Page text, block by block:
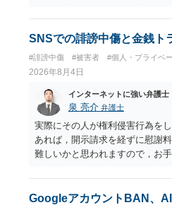
又は誘惑して面会を要求する
金銭その他の利益を供与し、又
罰金に処する。
SNSでの誹謗中傷と金銭ト
#誹謗中傷 #被害者 #個人・プライベ
2026年8月4日
インターネットに強い弁護士
泉 亮介 弁護士
実際にその人が権利侵害行為を
あれば，開示請求を経ずに慰謝
難しいかと思われますので，お
GoogleアカウントBAN、